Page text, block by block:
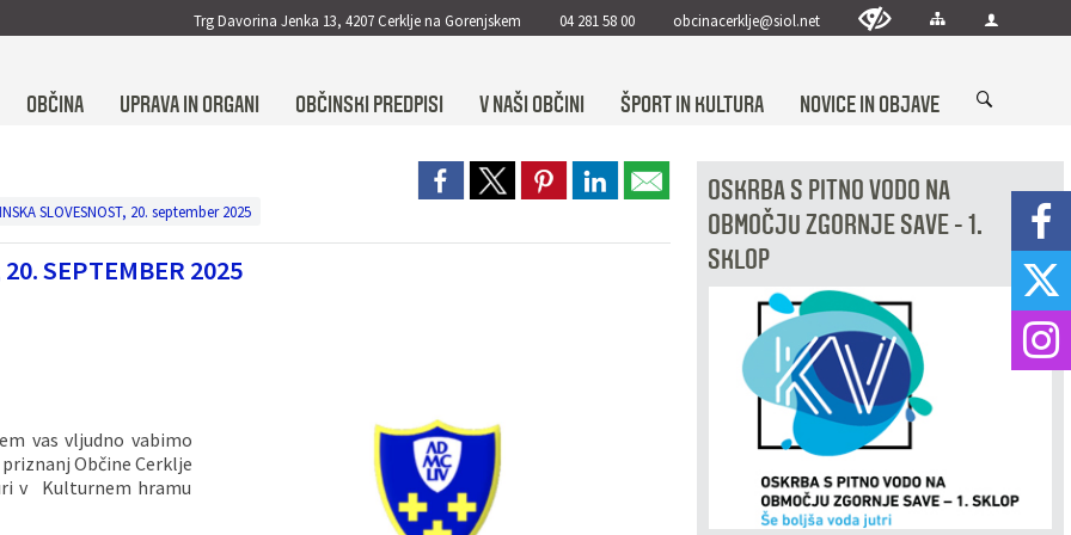
Trg Davorina Jenka 13, 4207 Cerklje na Gorenjskem 04 281 58 00 obcinacerklje@siol.net
OBČINA UPRAVA IN ORGANI OBČINSKI PREDPISI V NAŠI OBČINI ŠPORT IN KULTURA NOVICE IN OBJAVE
SLOVESNOST, 20. september 2025
SEPTEMBER 2025
vas vljudno vabimo
Občine Cerklje
v Kulturnem hramu
OSKRBA S PITNO VODO NA
OBMOČJU ZGORNJE SAVE - 1.
SKLOP